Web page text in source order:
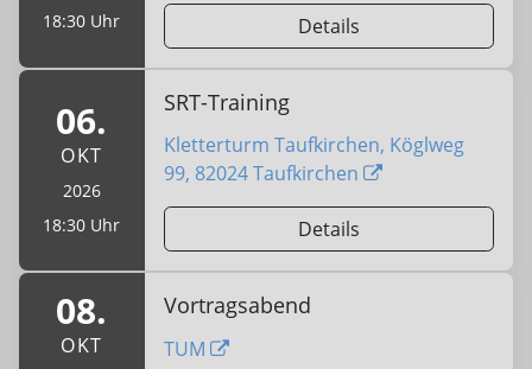
18:30 Uhr
Details
06.
OKT
2026
18:30 Uhr
SRT-Training
Kletterturm Taufkirchen, Köglweg
99, 82024 Taufkirchen
Details
08.
OKT
Vortragsabend
TUM